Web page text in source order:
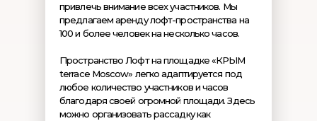
привлечь внимание всех участников. Мы
предлагаем аренду лофт-пространства на
100 и более человек на несколько часов.
Пространство Лофт на площадке «КРЫМ
terrace Moscow» легко адаптируется под
любое количество участников и часов
благодаря своей огромной площади. Здесь
можно организовать рассадку как